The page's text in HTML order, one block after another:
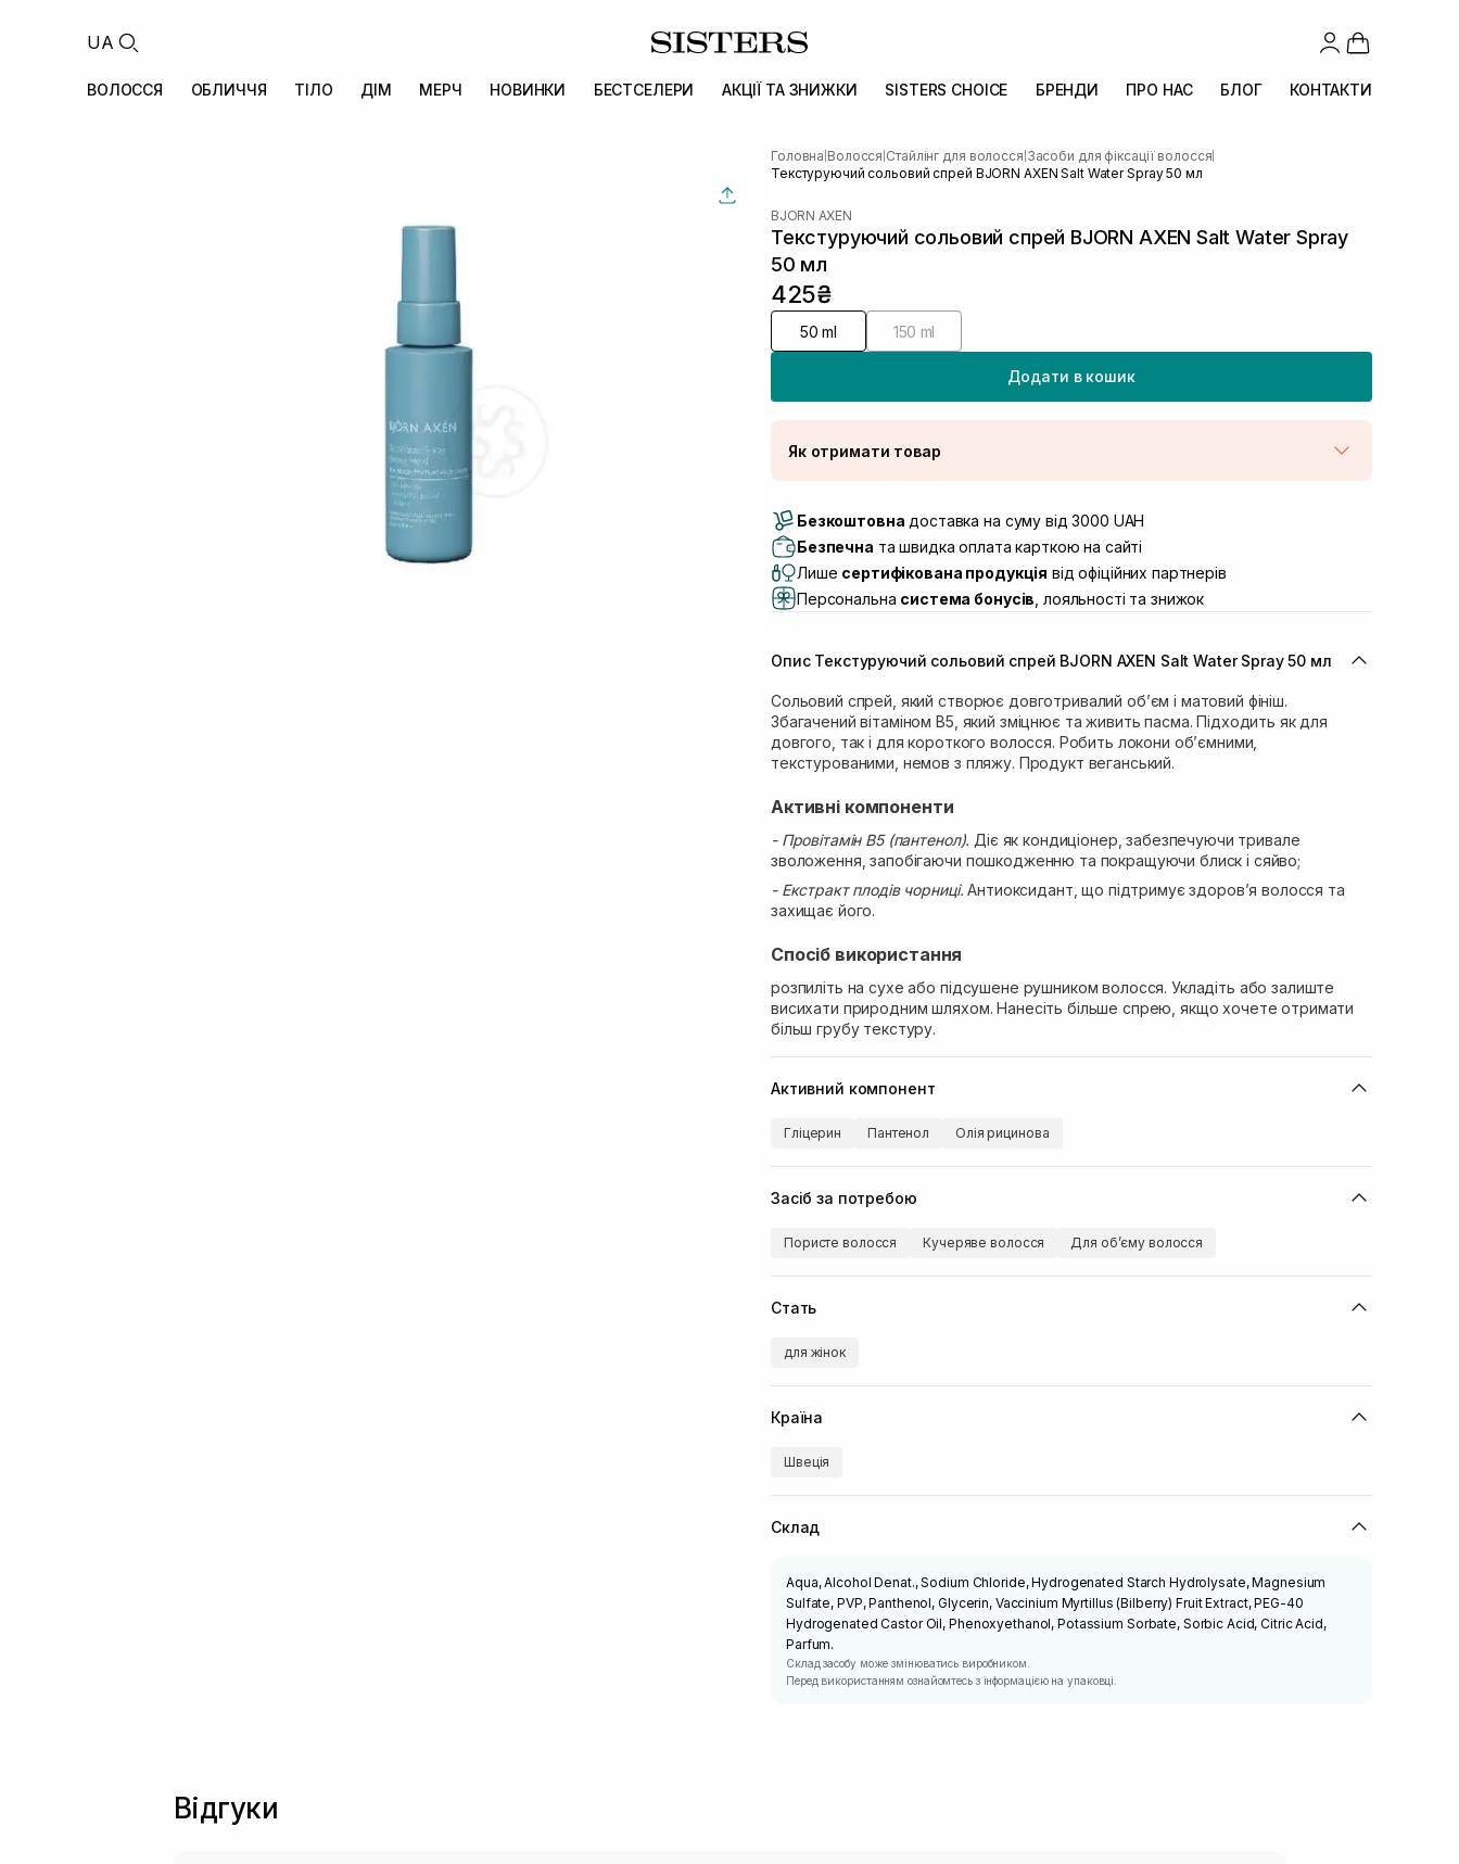
UA
ВОЛОССЯ ОБЛИЧЧЯ ТІЛО ДІМ МЕРЧ НОВИНКИ БЕСТСЕЛЕРИ АКЦІЇ ТА ЗНИЖКИ SISTERS CHOICE БРЕНДИ ПРО НАС БЛОГ КОНТАКТИ
Головна Волосся Стайлінг для волосся Засоби для фіксації волосся
Текстуруючий сольовий спрей BJORN AXEN Salt Water Spray 50 мл
BJORN AXEN
Текстуруючий сольовий спрей BJORN AXEN Salt Water Spray
50 мл
425₴
50 ml 150 ml
Додати в кошик
Як отримати товар
Самовивіз м. Луцьк, вул. Винниченка 4
Самовивіз м. Львів, вул. Академіка Підстригача, 1В (Duck’s
Самовивіз м. Львів, вул. Івана Франка 36
Самовивіз м. Львів, вул. Степана Бандери 45 В наявності
Самовивіз м. Рівне, вул. Кулика і Гудачека 23 (ТЦ Екватор) В наявності
Безкоштовна доставка на суму від 3000 UAH
Безпечна та швидка оплата карткою на сайті
Лише сертифікована продукція від офіційних партнерів
Персональна система бонусів , лояльності та знижок
Опис Текстуруючий сольовий спрей BJORN AXEN Salt Water Spray 50 мл
Сольовий спрей, який створює довготривалий об’єм і матовий фініш.
Збагачений вітаміном B5, який зміцнює та живить пасма. Підходить як для
довгого, так і для короткого волосся. Робить локони об’ємними,
текстурованими, немов з пляжу. Продукт веганський.
Активні компоненти
- Провітамін B5 (пантенол). Діє як кондиціонер, забезпечуючи тривале
зволоження, запобігаючи пошкодженню та покращуючи блиск і сяйво;
- Екстракт плодів чорниці.Антиоксидант, що підтримує здоровʼя волосся та
захищає його.
Спосіб використання
розпиліть на сухе або підсушене рушником волосся. Укладіть або залиште
висихати природним шляхом. Нанесіть більше спрею, якщо хочете отримати
більш грубу текстуру.
Активний компонент
Гліцерин Пантенол Олія рицинова
Засіб за потребою
Пористе волосся Кучеряве волосся Для обʼєму волосся
Стать
для жінок
Країна
Швеція
Склад
Aqua, Alcohol Denat., Sodium Chloride, Hydrogenated Starch Hydrolysate, Magnesium
Sulfate, PVP, Panthenol, Glycerin, Vaccinium Myrtillus (Bilberry) Fruit Extract, PEG-40
Hydrogenated Castor Oil, Phenoxyethanol, Potassium Sorbate, Sorbic Acid, Citric Acid,
Parfum.
Склад засобу може змінюватись виробником.
Перед використанням ознайомтесь з інформацією на упаковці.
Відгуки